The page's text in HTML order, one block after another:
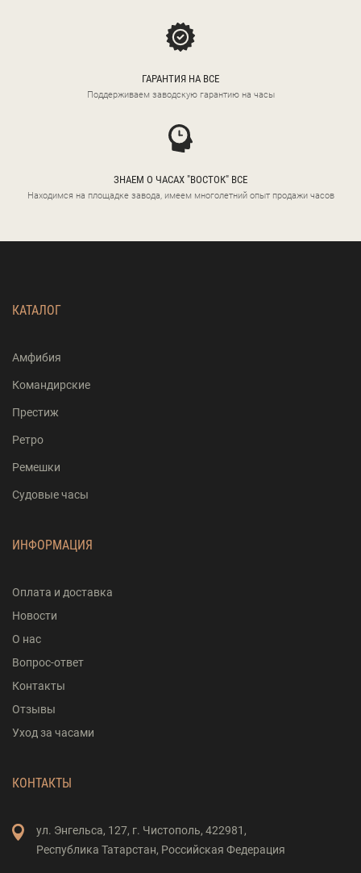
ГАРАНТИЯ НА ВСЕ
Поддерживаем заводскую гарантию на часы
ЗНАЕМ О ЧАСАХ "ВОСТОК" ВСЕ
Находимся на площадке завода, имеем многолетний опыт продажи часов
КАТАЛОГ
Амфибия
Командирские
Престиж
Ретро
Ремешки
Судовые часы
ИНФОРМАЦИЯ
Оплата и доставка
Новости
О нас
Вопрос-ответ
Контакты
Отзывы
Уход за часами
КОНТАКТЫ
ул. Энгельса, 127, г. Чистополь, 422981,
Республика Татарстан, Российская Федерация